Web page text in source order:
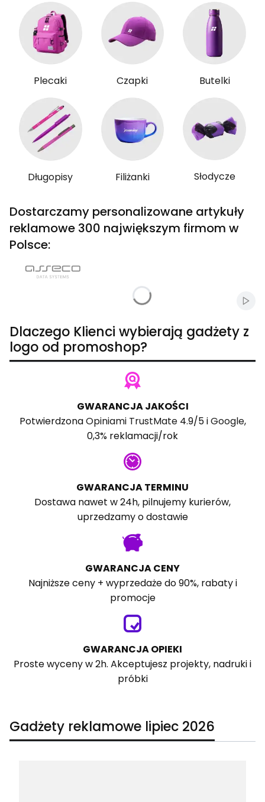
Plecaki Czapki Butelki
Długopisy Filiżanki Słodycze
Dostarczamy personalizowane artykuły
reklamowe 300 największym firmom w
Polsce:
Dlaczego Klienci wybierają gadżety z
logo od promoshop?
GWARANCJA JAKOŚCI
PotwierdzonaOpiniami TrustMate4.9/5 iGoogle,
0,3% reklamacji/rok
GWARANCJA TERMINU
Dostawa nawet w 24h, pilnujemy kurierów,
uprzedzamy o dostawie
GWARANCJA CENY
Najniższe ceny + wyprzedaże do 90%, rabaty i
promocje
GWARANCJA OPIEKI
Proste wyceny w 2h. Akceptujesz projekty, nadruki i
próbki
Gadżety reklamowe lipiec 2026